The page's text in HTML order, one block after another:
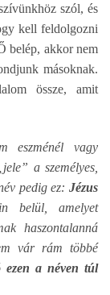
szól, és
kell feldolgozni
belép, akkor nem
másoknak.
össze, amit
eszménél vagy
a személyes,
pedig ez: Jézus
belül, amelyet
haszontalanná
vár rám többé
ezen a néven túl